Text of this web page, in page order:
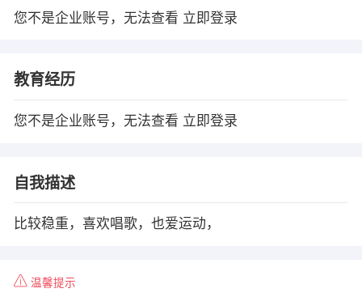
您不是企业账号，无法查看 立即登录
教育经历
您不是企业账号，无法查看 立即登录
自我描述
比较稳重，喜欢唱歌，也爱运动，
温馨提示